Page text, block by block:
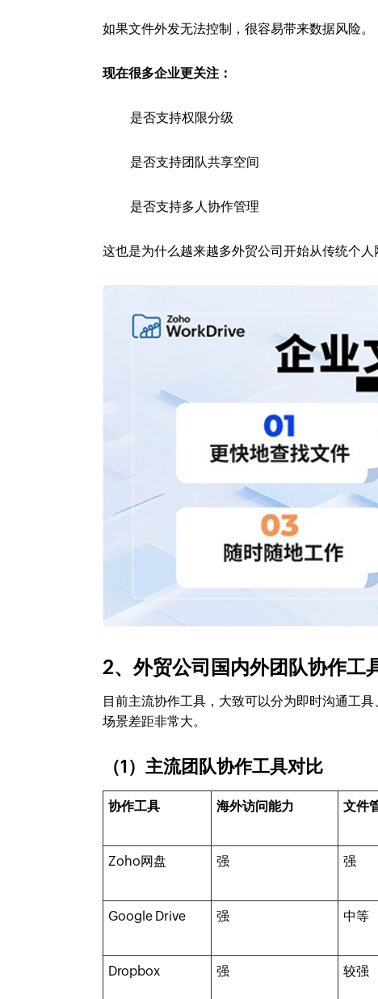
如果文件外发无法控制，很容易带来数据风险。
现在很多企业更关注：
是否支持权限分级
是否支持团队共享空间
是否支持多人协作管理
这也是为什么越来越多外贸公司开始从传统个人
2、外贸公司国内外团队协作工
目前主流协作工具，大致可以分为即时沟通工
场景差距非常大。
（1）主流团队协作工具对比
协作工具 海外访问能力 文件
Zoho网盘 强 强
Google Drive 强 中等
Dropbox 强 较强